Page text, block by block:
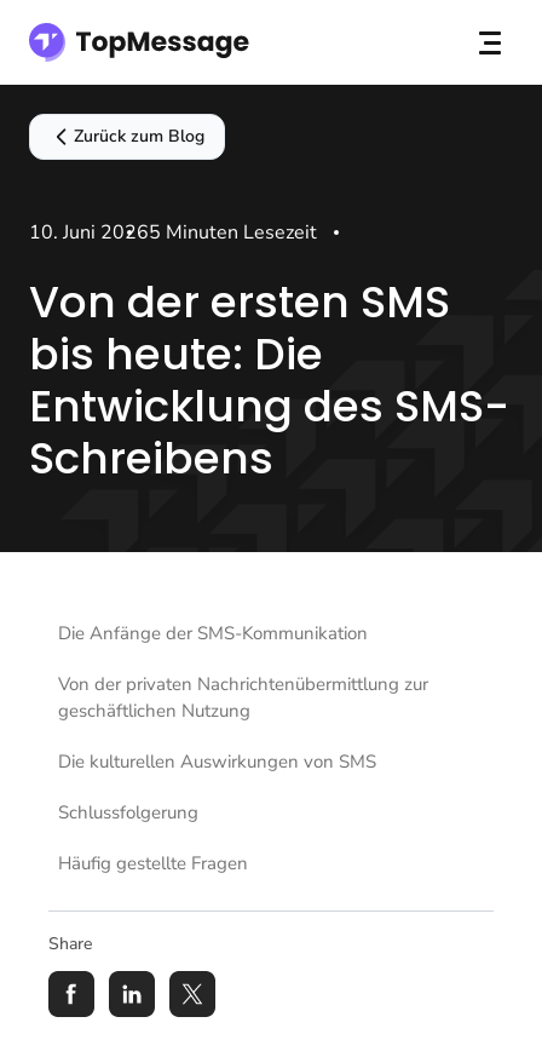
Zurück zum Blog
10. Juni 20265 Minuten Lesezeit
Von der ersten SMS
bis heute: Die
Entwicklung des SMS-
Schreibens
Die Anfänge der SMS-Kommunikation
Von der privaten Nachrichtenübermittlung zur
geschäftlichen Nutzung
Die kulturellen Auswirkungen von SMS
Schlussfolgerung
Häufig gestellte Fragen
Share